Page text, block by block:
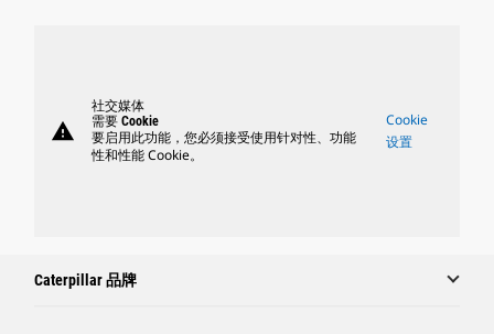
warning
社交媒体
需要 Cookie
要启用此功能，您必须接受使用针对性、功能
性和性能 Cookie。
Cookie
设置
Caterpillar 品牌